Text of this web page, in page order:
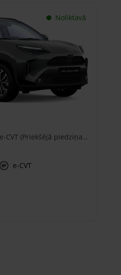
Noliktavā
Style Edition 1.5 Hybrid 115 e-CVT (Priekšējā piedziņa) (68 kW)
e-CVT